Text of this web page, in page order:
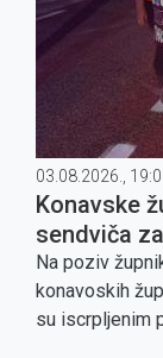
03.08.2026.,
Konavske
sendviča
granici
Na poziv
konavoskih
su iscrpljenim